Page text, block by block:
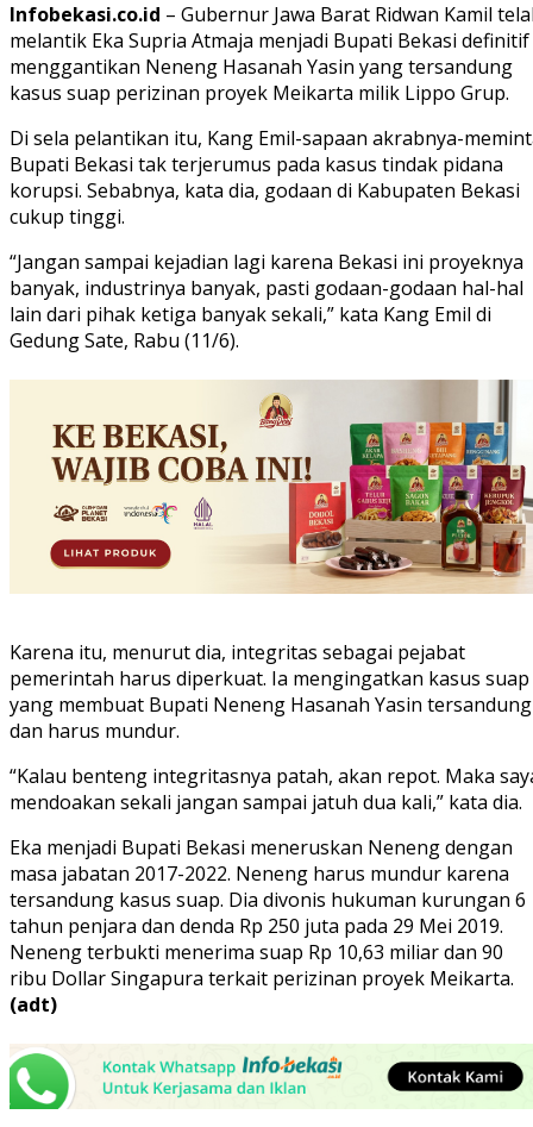
Infobekasi.co.id – Gubernur Jawa Barat Ridwan Kamil
melantik Eka Supria Atmaja menjadi Bupati Bekasi definitif
menggantikan Neneng Hasanah Yasin yang tersandung
kasus suap perizinan proyek Meikarta milik Lippo Grup.
Di sela pelantikan itu, Kang Emil-sapaan akrabnya-
Bupati Bekasi tak terjerumus pada kasus tindak pidana
korupsi. Sebabnya, kata dia, godaan di Kabupaten Bekasi
cukup tinggi.
“Jangan sampai kejadian lagi karena Bekasi ini proyeknya
banyak, industrinya banyak, pasti godaan-godaan hal-hal
lain dari pihak ketiga banyak sekali,” kata Kang Emil di
Gedung Sate, Rabu (11/6).
Karena itu, menurut dia, integritas sebagai pejabat
pemerintah harus diperkuat. Ia mengingatkan kasus suap
yang membuat Bupati Neneng Hasanah Yasin tersandung
dan harus mundur.
“Kalau benteng integritasnya patah, akan repot. Maka
mendoakan sekali jangan sampai jatuh dua kali,” kata dia.
Eka menjadi Bupati Bekasi meneruskan Neneng dengan
masa jabatan 2017-2022. Neneng harus mundur karena
tersandung kasus suap. Dia divonis hukuman kurungan 6
tahun penjara dan denda Rp 250 juta pada 29 Mei 2019.
Neneng terbukti menerima suap Rp 10,63 miliar dan 90
ribu Dollar Singapura terkait perizinan proyek Meikarta.
(adt)